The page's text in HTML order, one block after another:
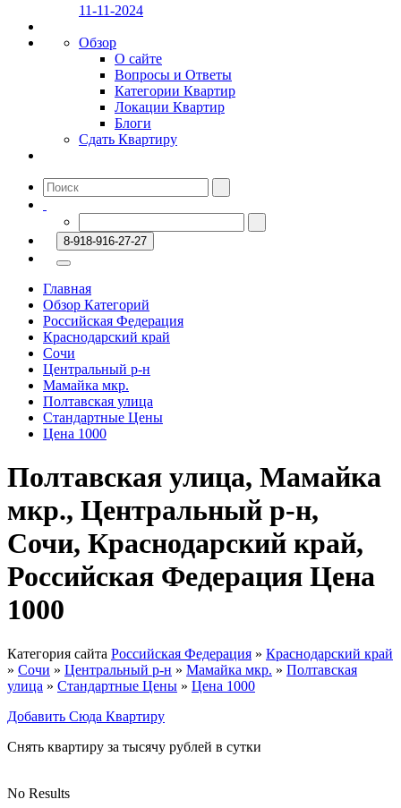
11-11-2024
Обзор
О сайте
Вопросы и Ответы
Категории Квартир
Локации Квартир
Блоги
Сдать Квартиру
8-918-916-27-27
Главная
Обзор Категорий
Российская Федерация
Краснодарский край
Сочи
Центральный р-н
Мамайка мкр.
Полтавская улица
Стандартные Цены
Цена 1000
Полтавская улица, Мамайка
мкр., Центральный р-н,
Сочи, Краснодарский край,
Российская Федерация Цена
1000
Категория сайта Российская Федерация » Краснодарский край
» Сочи » Центральный р-н » Мамайка мкр. » Полтавская
улица » Стандартные Цены » Цена 1000
Добавить Сюда Квартиру
Снять квартиру за тысячу рублей в сутки
No Results